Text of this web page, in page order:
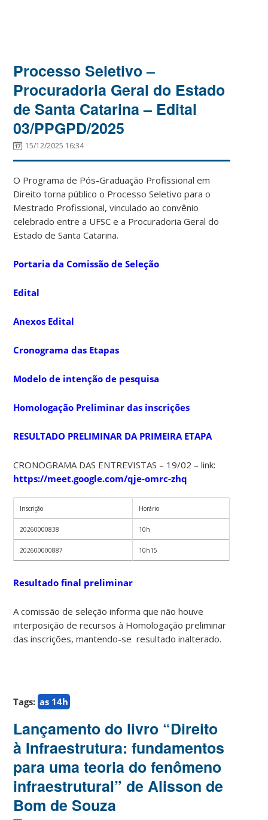
Processo Seletivo –
Procuradoria Geral do Estado
de Santa Catarina – Edital
03/PPGPD/2025
15/12/2025 16:34
O Programa de Pós-Graduação Profissional em
Direito torna público o Processo Seletivo para o
Mestrado Profissional, vinculado ao convênio
celebrado entre a UFSC e a Procuradoria Geral do
Estado de Santa Catarina.
Portaria da Comissão de Seleção
Edital
Anexos Edital
Cronograma das Etapas
Modelo de intenção de pesquisa
Homologação Preliminar das inscrições
RESULTADO PRELIMINAR DA PRIMEIRA ETAPA
CRONOGRAMA DAS ENTREVISTAS – 19/02 – link:
https://meet.google.com/qje-omrc-zhq
Inscrição Horário
20260000838 10h
202600000887 10h15
Resultado final preliminar
A comissão de seleção informa que não houve
interposição de recursos à Homologação preliminar
das inscrições, mantendo-se resultado inalterado.
Tags: as 14h
Lançamento do livro “Direito
à Infraestrutura: fundamentos
para uma teoria do fenômeno
infraestrutural” de Alisson de
Bom de Souza